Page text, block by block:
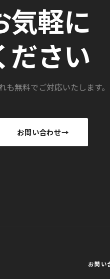
気軽に
ださい
無料でご対応いたします。
お問い合わせ
お問い